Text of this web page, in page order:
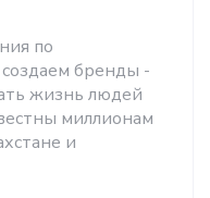
по
бренды -
жизнь людей
миллионам
и